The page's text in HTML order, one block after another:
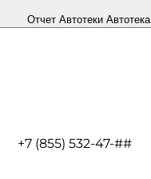
Отчет Автотеки Автотека
+7 (855) 532-47-##